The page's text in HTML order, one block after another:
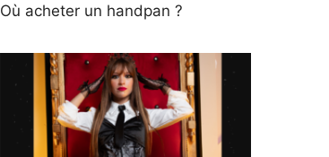
Où acheter un handpan ?